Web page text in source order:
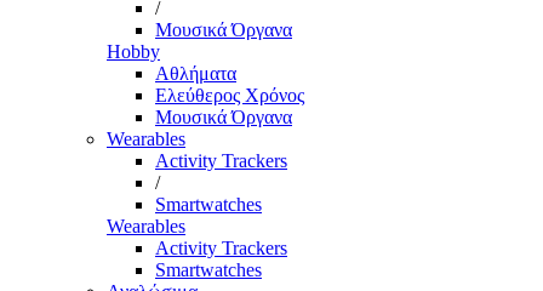
/
Μουσικά Όργανα
Hobby
Αθλήματα
Ελεύθερος Χρόνος
Μουσικά Όργανα
Wearables
Activity Trackers
/
Smartwatches
Wearables
Activity Trackers
Smartwatches